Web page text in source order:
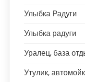
Улыбка Радуги
Улыбка радуги
Уралец, база
Утулик,